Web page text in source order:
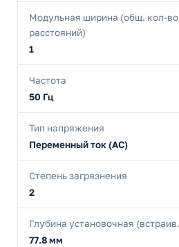
Модульная ширина (общ. кол-
расстояний)
1
Частота
50 Гц
Тип напряжения
Переменный ток (AC)
Степень загрязнения
2
Глубина установочная
77.8 мм